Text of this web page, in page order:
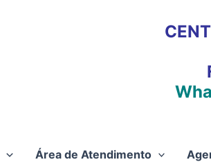
Área de Atendimento